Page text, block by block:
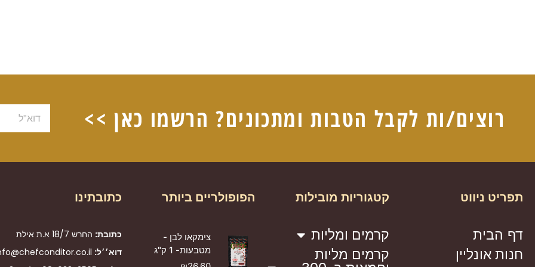
רוצים/ות לקבל הטבות ומתכונים? הרשמו כאן >>
תפריט ניווט
דף הבית
חנות אונליין
קטגוריות מובילות
קרמים ומליות
קרמים מליות
הפופולריים ביותר
צימקאו לבן -
מטבעות- 1 ק"ג
כתובתינו
כתובת: החרש 18/7 א.ת אילת
דוא׳׳ל: